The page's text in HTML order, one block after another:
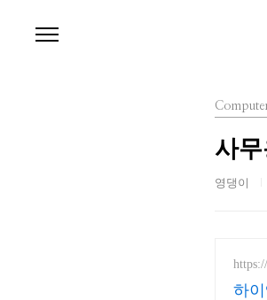
사
영댕이
하